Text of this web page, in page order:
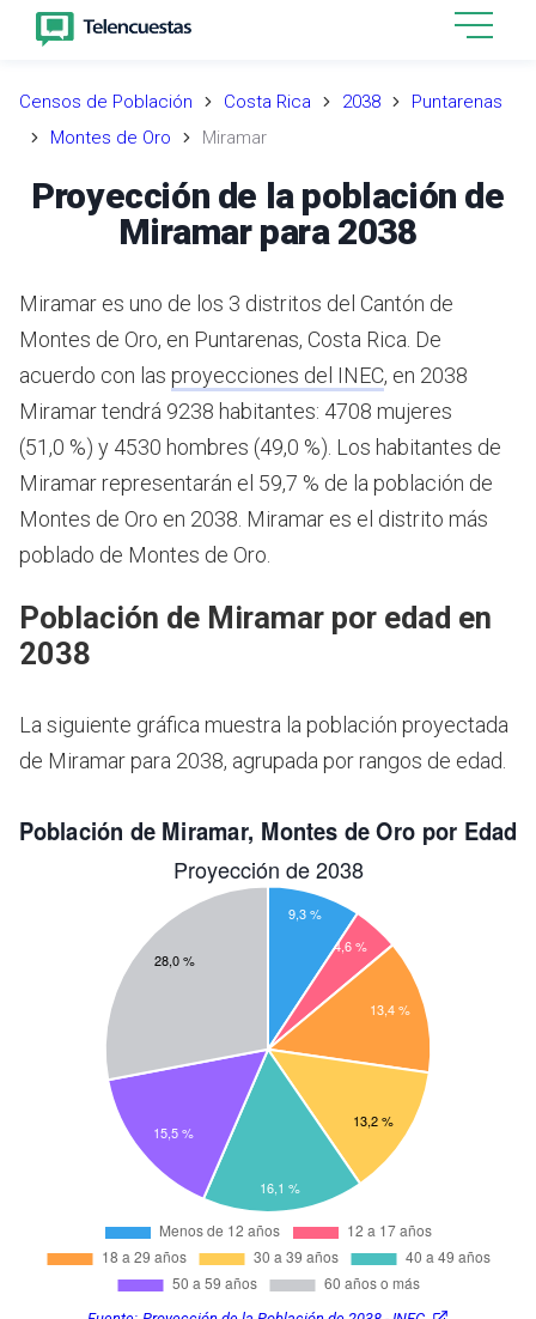
Censos de Población Costa Rica 2038
Puntarenas
Montes de Oro
Miramar
Proyección de la población de
Miramar para 2038
Miramar es uno de los 3 distritos del Cantón de
Montes de Oro, en Puntarenas, Costa Rica. De
acuerdo con las proyecciones del INEC, en 2038
Miramar tendrá 9238 habitantes: 4708 mujeres
(51,0 %) y 4530 hombres (49,0 %). Los habitantes de
Miramar representarán el 59,7 % de la población de
Montes de Oro en 2038. Miramar es el distrito más
poblado de Montes de Oro.
Población de Miramar por edad en
2038
La siguiente gráfica muestra la población proyectada
de Miramar para 2038, agrupada por rangos de edad.